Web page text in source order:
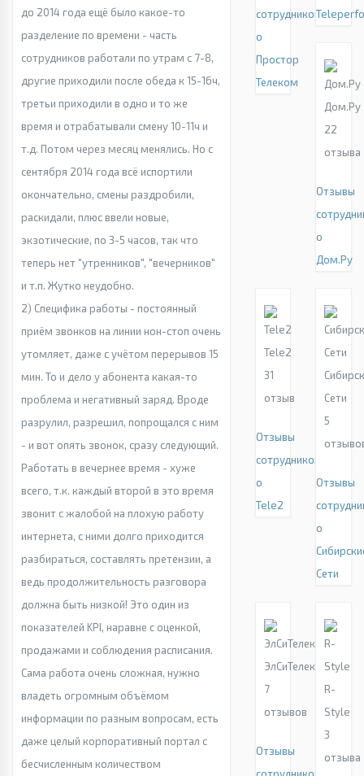
до 2014 года ещё было какое-то
разделение по времени - часть
сотрудников работали по утрам с 7-8,
другие приходили после обеда к 15-16ч,
третьи приходили в одно и то же
время и отрабатывали смену 10-11ч и
т.д. Потом через месяц менялись. Но с
сентября 2014 года всё испортили
окончательно, смены раздробили,
раскидали, плюс ввели новые,
экзотические, по 3-5 часов, так что
теперь нет "утренников", "вечерников"
и т.п. Жутко неудобно.
2) Специфика работы - постоянный
приём звонков на линии нон-стоп очень
утомляет, даже с учётом перерывов 15
мин. То и дело у абонента какая-то
проблема и негативный заряд. Вроде
разрулил, разрешил, попрощался с ним
- и вот опять звонок, сразу следующий.
Работать в вечернее время - хуже
всего, т.к. каждый второй в это время
звонит с жалобой на плохую работу
интернета, с ними долго приходится
разбираться, составлять претензии, а
ведь продолжительность разговора
должна быть низкой! Это один из
показателей KPI, наравне с оценкой,
продажами и соблюдения расписания.
Сама работа очень сложная, нужно
владеть огромным объёмом
информации по разным вопросам, есть
даже целый корпоративный портал с
бесчисленным количеством
сотрудников
о
Простор
Телеком
Дом.Ру
22
отзыва
Отзывы
о
Дом.Ру
Tele2
31
отзыв
Отзывы
сотрудников
о
Tele2
Сети
5
Отзывы
о
Сети
ЭлСиТелеком
7
отзывов
Отзывы
R-
Style
3
отзыва